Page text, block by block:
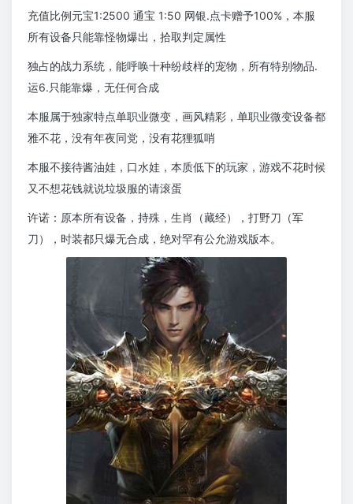
充值比例元宝1:2500 通宝 1:50 网银.点卡赠予100%，本服
所有设备只能靠怪物爆出，拾取判定属性
独占的战力系统，能呼唤十种纷歧样的宠物，所有特别物品.
运6.只能靠爆，无任何合成
本服属于独家特点单职业微变，画风精彩，单职业微变设备都
雅不花，没有年夜同党，没有花狸狐哨
本服不接待酱油娃，口水娃，本质低下的玩家，游戏不花时候
又不想花钱就说垃圾服的请滚蛋
许诺：原本所有设备，持殊，生肖（藏经），打野刀（军
刀），时装都只爆无合成，绝对罕有公允游戏版本。